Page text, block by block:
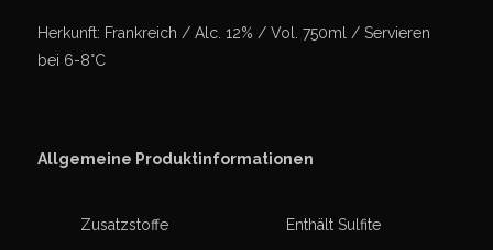
Herkunft: Frankreich / Alc. 12% / Vol. 750ml / Servieren
bei 6-8°C
Allgemeine Produktinformationen
Zusatzstoffe Enthält Sulfite